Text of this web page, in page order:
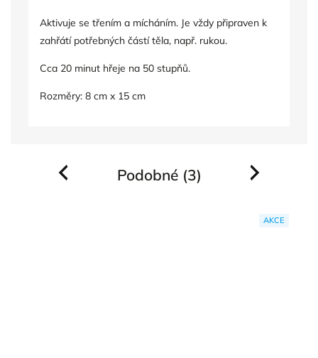
Aktivuje se třením a mícháním. Je vždy připraven k
zahřátí potřebných částí těla, např. rukou.
Cca 20 minut hřeje na 50 stupňů.
Rozměry: 8 cm x 15 cm
Podobné (3)
Previous
AKCE
Next